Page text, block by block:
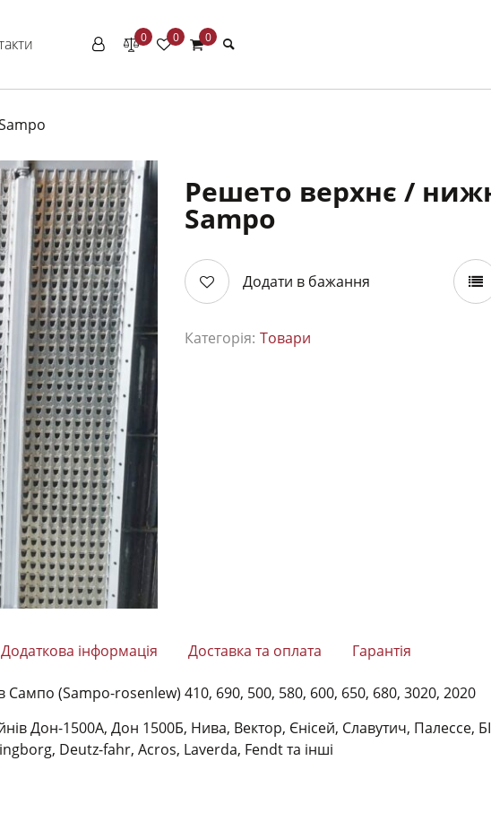
0 0 0
Решето верхнє /
Sampo
Додати в бажання
Категорія: Товари
Додаткова інформація Доставка та оплата Гарантія
(Sampo-rosenlew) 410, 690, 500, 580, 600, 650, 680, 3020, 2020
Дон-1500А, Дон 1500Б, Нива, Вектор, Єнісей, Славутич, Палессе,
Deutz-fahr, Acros, Laverda, Fendt та інші